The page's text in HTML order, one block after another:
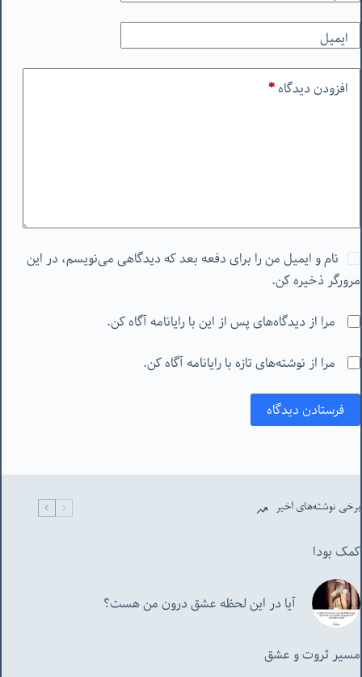
ایمیل
افزودن دیدگاه*
نام و ایمیل من را برای دفعه بعد که دیدگاهی می‌نویسم، در این
مرورگر ذخیره کن.
مرا از دیدگاه‌های پس از این با رایانامه آگاه کن.
مرا از نوشته‌های تازه با رایانامه آگاه کن.
فرستادن دیدگاه
برخی نوشته‌های اخیر
کمک بودا
آیا در این لحظه عشق درون من هست؟
مسیر ثروت و عشق